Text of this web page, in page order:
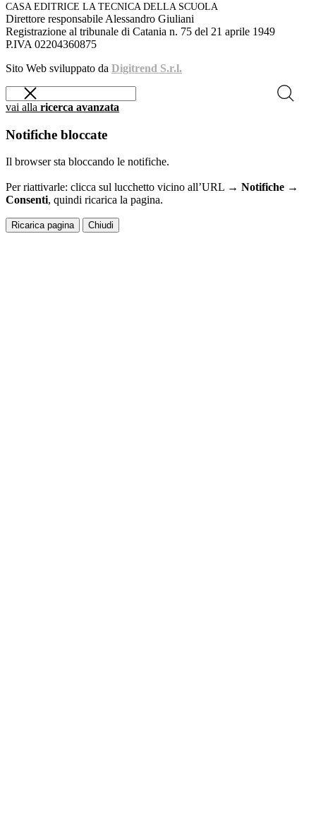
CASA EDITRICE LA TECNICA DELLA SCUOLA
Direttore responsabile Alessandro Giuliani
Registrazione al tribunale di Catania n. 75 del 21 aprile 1949
P.IVA 02204360875
Sito Web sviluppato da Digitrend S.r.l.
vai alla ricerca avanzata
Notifiche bloccate
Il browser sta bloccando le notifiche.
Per riattivarle: clicca sul lucchetto vicino all’URL → Notifiche →
Consenti, quindi ricarica la pagina.
Ricarica pagina Chiudi